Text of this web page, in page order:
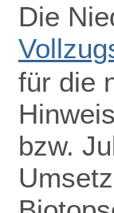
Die
für die
bzw.